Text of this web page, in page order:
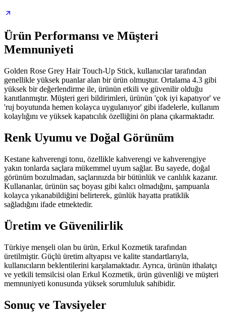
Ürün Performansı ve Müşteri
Memnuniyeti
Golden Rose Grey Hair Touch-Up Stick, kullanıcılar tarafından
genellikle yüksek puanlar alan bir ürün olmuştur. Ortalama 4.3 gibi
yüksek bir değerlendirme ile, ürünün etkili ve güvenilir olduğu
kanıtlanmıştır. Müşteri geri bildirimleri, ürünün 'çok iyi kapatıyor' ve
'ruj boyutunda hemen kolayca uygulanıyor' gibi ifadelerle, kullanım
kolaylığını ve yüksek kapatıcılık özelliğini ön plana çıkarmaktadır.
Renk Uyumu ve Doğal Görünüm
Kestane kahverengi tonu, özellikle kahverengi ve kahverengiye
yakın tonlarda saçlara mükemmel uyum sağlar. Bu sayede, doğal
görünüm bozulmadan, saçlarınızda bir bütünlük ve canlılık kazanır.
Kullananlar, ürünün saç boyası gibi kalıcı olmadığını, şampuanla
kolayca yıkanabildiğini belirterek, günlük hayatta pratiklik
sağladığını ifade etmektedir.
Üretim ve Güvenilirlik
Türkiye menşeli olan bu ürün, Erkul Kozmetik tarafından
üretilmiştir. Güçlü üretim altyapısı ve kalite standartlarıyla,
kullanıcıların beklentilerini karşılamaktadır. Ayrıca, ürünün ithalatçı
ve yetkili temsilcisi olan Erkul Kozmetik, ürün güvenliği ve müşteri
memnuniyeti konusunda yüksek sorumluluk sahibidir.
Sonuç ve Tavsiyeler